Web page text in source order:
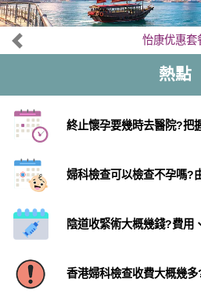
怡康优惠套
熱點
終止懷孕要幾時去醫院?把
婦科檢查可以檢查不孕嗎?
陰道收緊術大概幾錢?費用
香港婦科檢查收費大概幾